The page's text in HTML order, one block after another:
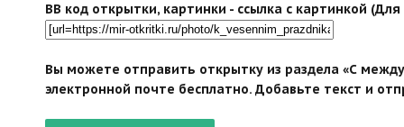
BB код открытки, картинки - ссылка с картинкой
Вы можете отправить открытку из раздела «С
электронной почте бесплатно. Добавьте текст и